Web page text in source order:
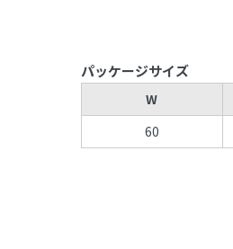
パッケージサイズ
W
60